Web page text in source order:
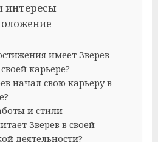
интересы
имеет Зверев
карьере?
начал свою карьеру в
и стили
Зверев в своей
деятельности?